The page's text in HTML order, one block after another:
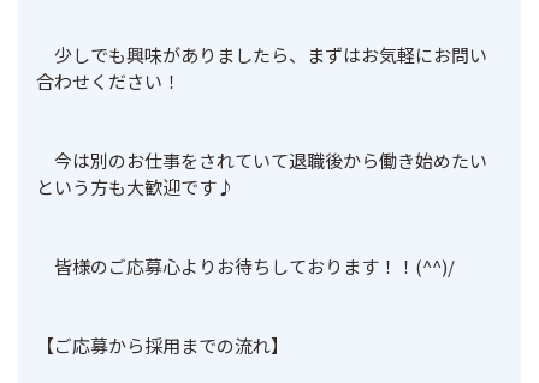
少しでも興味がありましたら、まずはお気軽にお問い
合わせください！
今は別のお仕事をされていて退職後から働き始めたい
という方も大歓迎です♪
皆様のご応募心よりお待ちしております！！(^^)/
【ご応募から採用までの流れ】